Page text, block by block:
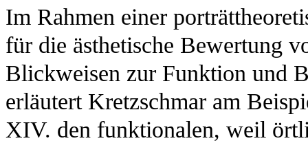
Im Rahmen einer
für die ästhetische Bewertung
Blickweisen zur Funktion und
erläutert Kretzschmar am
XIV. den funktionalen, weil